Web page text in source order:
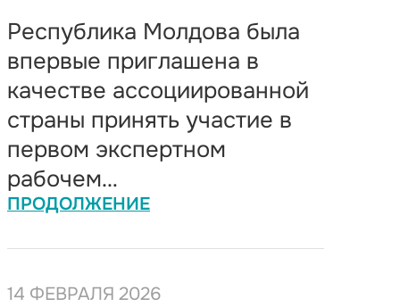
Республика Молдова была
впервые приглашена в
качестве ассоциированной
страны принять участие в
первом экспертном
рабочем…
ПРОДОЛЖЕНИЕ
14 ФЕВРАЛЯ 2026